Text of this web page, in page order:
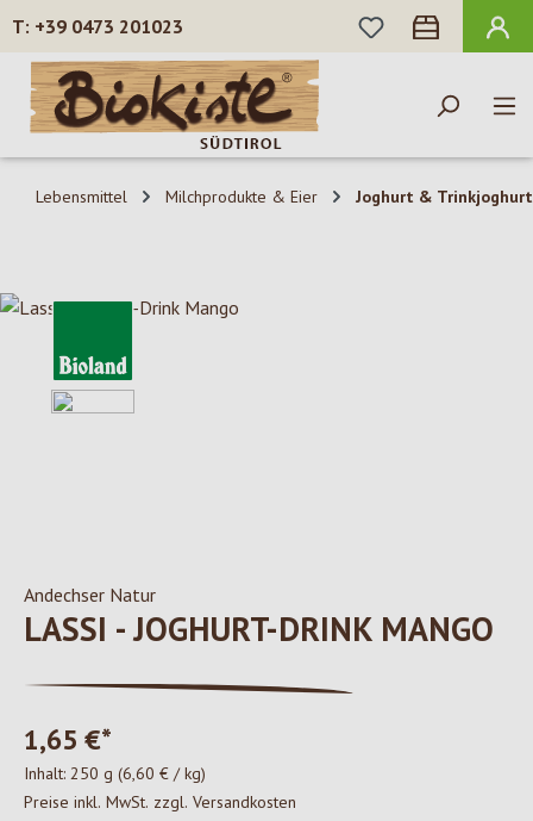
Zum Hauptinhalt springen
+39 0473 201023
DU HAST 0
Lebensmittel Milchprodukte & Eier Joghurt & Trinkjoghurt
Bildergalerie überspringen
Andechser Natur
LASSI - JOGHURT-DRINK MANGO
1,65 €*
Inhalt: 250 g (6,60 € / kg)
Preise inkl. MwSt. zzgl. Versandkosten